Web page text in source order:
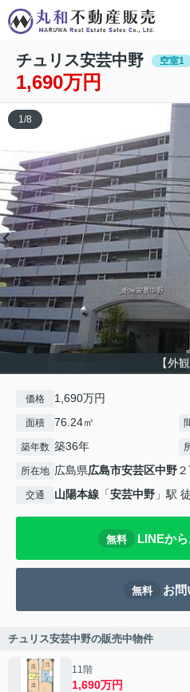
チュリス安芸中野 空室1
1,690万円
【外観
1/8
価格 1,690万円
面積 76.24㎡
築年数 築36年
所在地 広島県広島市安芸区中野
交通 山陽本線 「安芸中野 」駅
無料 LINEか
無料 お問
チュリス安芸中野の販売中物件
11階
1,690万円